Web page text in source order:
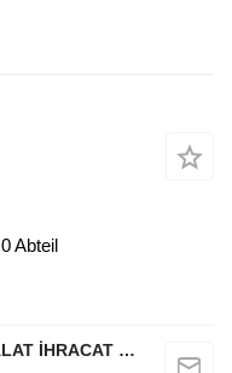
0 Abteil
MİCANSAN TANKER TREYLER İTHALAT İHRACAT SAN.TİC.LTD.ŞTİ.